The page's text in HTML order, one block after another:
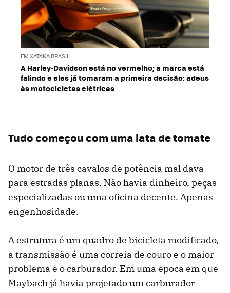
EM XATAKA BRASIL
A Harley-Davidson está no vermelho; a marca está
falindo e eles já tomaram a primeira decisão: adeus
às motocicletas elétricas
Tudo começou com uma lata de tomate
O motor de três cavalos de potência mal dava
para estradas planas. Não havia dinheiro, peças
especializadas ou uma oficina decente. Apenas
engenhosidade.
A estrutura é um quadro de bicicleta modificado,
a transmissão é uma correia de couro e o maior
problema é o carburador. Em uma época em que
Maybach já havia projetado um carburador